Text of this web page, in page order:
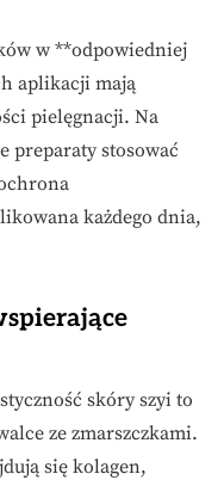
w **odpowiedniej
aplikacji mają
pielęgnacji. Na
preparaty stosować
każdego dnia,
skóry szyi to
ze zmarszczkami.
się kolagen,